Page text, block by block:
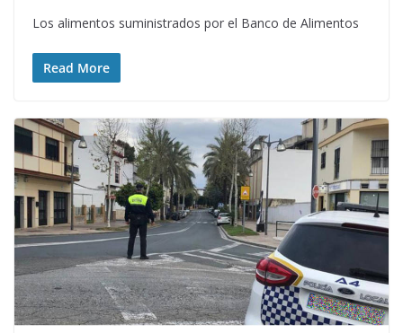
Los alimentos suministrados por el Banco de Alimentos
Read More